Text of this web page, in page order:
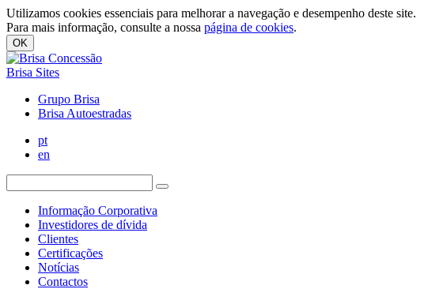
Utilizamos cookies essenciais para melhorar a navegação e desempenho deste site.
Para mais informação, consulte a nossa página de cookies.
OK
Brisa Sites
Grupo Brisa
Brisa Autoestradas
pt
en
Informação Corporativa
Investidores de dívida
Clientes
Certificações
Notícias
Contactos